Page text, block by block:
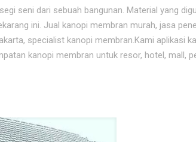
seni dari sebuah bangunan. Material yang
ini. Jual kanopi membran murah, jasa
specialist kanopi membran.Kami aplikasi
kanopi membran untuk resor, hotel, mall,